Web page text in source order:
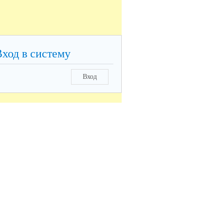
в систему
Вход